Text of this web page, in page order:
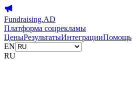
Fundraising.AD
Платформа соцрекламы
ЦеныРезультатыИнтеграцииПомощь
EN
RU